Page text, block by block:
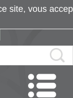
site, vous